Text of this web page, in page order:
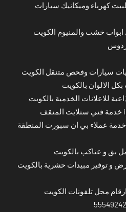
كهرباء وميكانيك سيارات
ابواب خشب والمنيوم الكويت
سيارات وفحص متنقل الكويت
الالوان بالكويت
للاعلانات الخدمية بالكويت
عملاء بي ان سبورت المنطقة
بق و عناكب بالكويت
و توفير مبيدات حشرية بالكويت
محل تلفونات الكويت